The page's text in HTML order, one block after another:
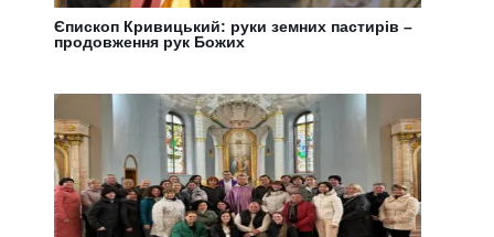
Єпископ Кривицький: руки земних пастирів –
продовження рук Божих